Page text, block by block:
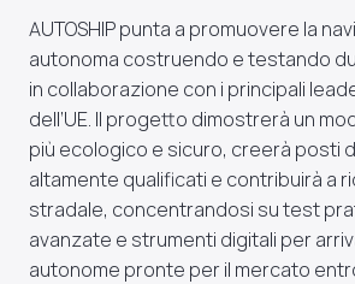
AUTOSHIP punta a promuovere la
autonoma costruendo e testando
in collaborazione con i principali
dell’UE. Il progetto dimostrerà un
più ecologico e sicuro, creerà posti
altamente qualificati e contribuirà a
stradale, concentrandosi su test
avanzate e strumenti digitali per
autonome pronte per il mercato